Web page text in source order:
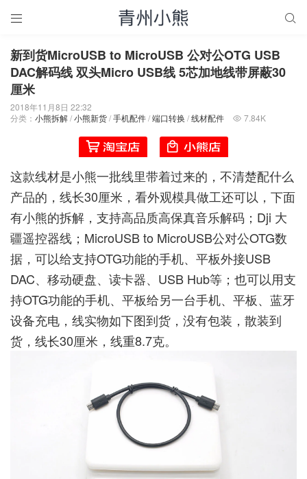
 
新到货MicroUSB to MicroUSB 公对公OTG USB
DAC解码线 双头Micro USB线 5芯加地线带屏蔽30
厘米
2018年11月8日 22:32
分类： 小熊拆解/小熊新货/手机配件/端口转换 /线材配件  7.84K
这款线材是小熊一批线里带着过来的，不清楚配什么
产品的，线长30厘米，看外观模具做工还可以，下面
有小熊的拆解，支持高品质高保真音乐解码；Dji 大
疆遥控器线；MicroUSB to MicroUSB公对公OTG数
据，可以给支持OTG功能的手机、平板外接USB
DAC、移动硬盘、读卡器、USB Hub等；也可以用支
持OTG功能的手机、平板给另一台手机、平板、蓝牙
设备充电，线实物如下图到货，没有包装，散装到
货，线长30厘米，线重8.7克。